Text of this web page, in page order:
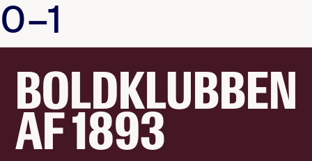
0–1
BOLDKLUBBEN
AF 1893